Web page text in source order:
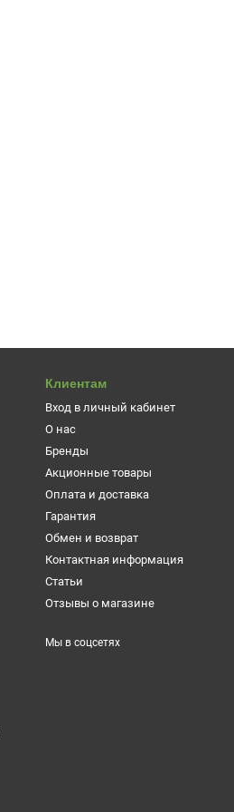
Клиентам
Вход в личный кабинет
О нас
Бренды
Акционные товары
Оплата и доставка
Гарантия
Обмен и возврат
Контактная информация
Статьи
Отзывы о магазине
Мы в соцсетях